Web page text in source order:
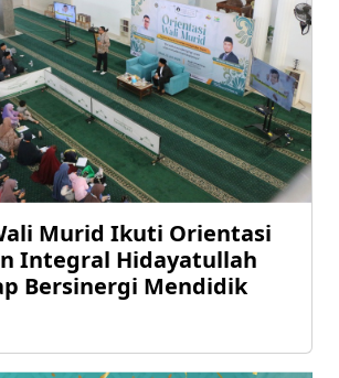
Murid Ikuti Orientasi
Integral Hidayatullah
Bersinergi Mendidik